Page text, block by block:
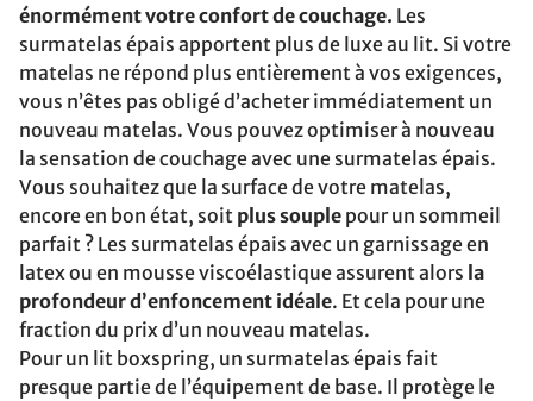
énormément votre confort de couchage. Les
surmatelas épais apportent plus de luxe au lit. Si votre
matelas ne répond plus entièrement à vos exigences,
vous n’êtes pas obligé d’acheter immédiatement un
nouveau matelas. Vous pouvez optimiser à nouveau
la sensation de couchage avec une surmatelas épais.
Vous souhaitez que la surface de votre matelas,
encore en bon état, soit plus souple pour un sommeil
parfait ? Les surmatelas épais avec un garnissage en
latex ou en mousse viscoélastique assurent alors la
profondeur d’enfoncement idéale. Et cela pour une
fraction du prix d’un nouveau matelas.
Pour un lit boxspring, un surmatelas épais fait
presque partie de l’équipement de base. Il protège le